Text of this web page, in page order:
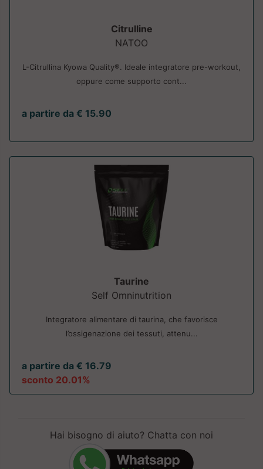
Citrulline
NATOO
L-Citrullina Kyowa Quality®. Ideale integratore pre-workout,
oppure come supporto cont...
a partire da € 15.90
Taurine
Self Omninutrition
Integratore alimentare di taurina, che favorisce
l’ossigenazione dei tessuti, attenu...
a partire da € 16.79
sconto 20.01%
Hai bisogno di aiuto? Chatta con noi